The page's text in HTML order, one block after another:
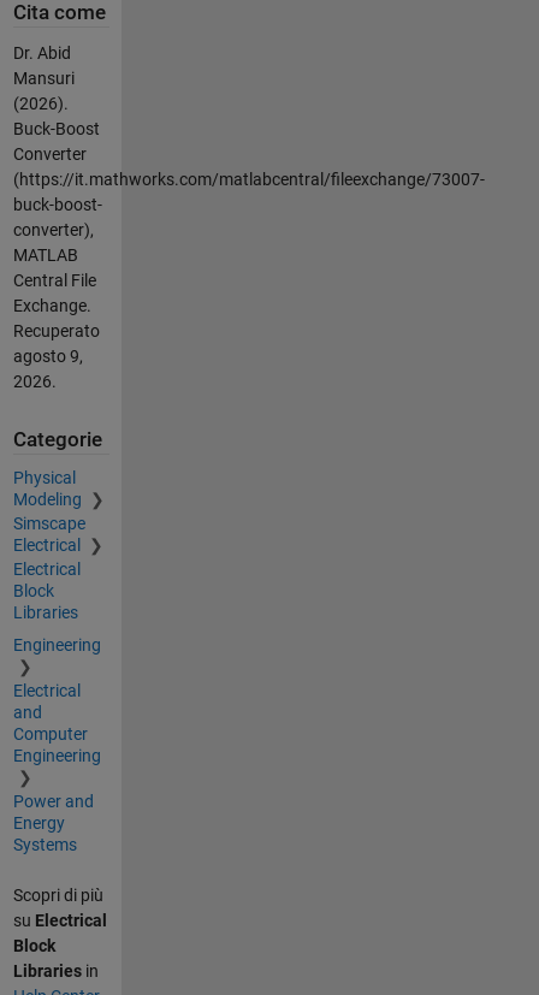
Cita come
Dr. Abid
Mansuri
(2026).
Buck-Boost
Converter
(https://it.mathworks.com/matlabcentral/fileexchange/73007-
buck-boost-
converter),
MATLAB
Central File
Exchange.
Recuperato
agosto 9,
2026.
Categorie
Physical
Modeling
Simscape
Electrical
Electrical
Block
Libraries
Engineering
Electrical
and
Computer
Engineering
Power and
Energy
Systems
Scopri di più
su Electrical
Block
Librariesin